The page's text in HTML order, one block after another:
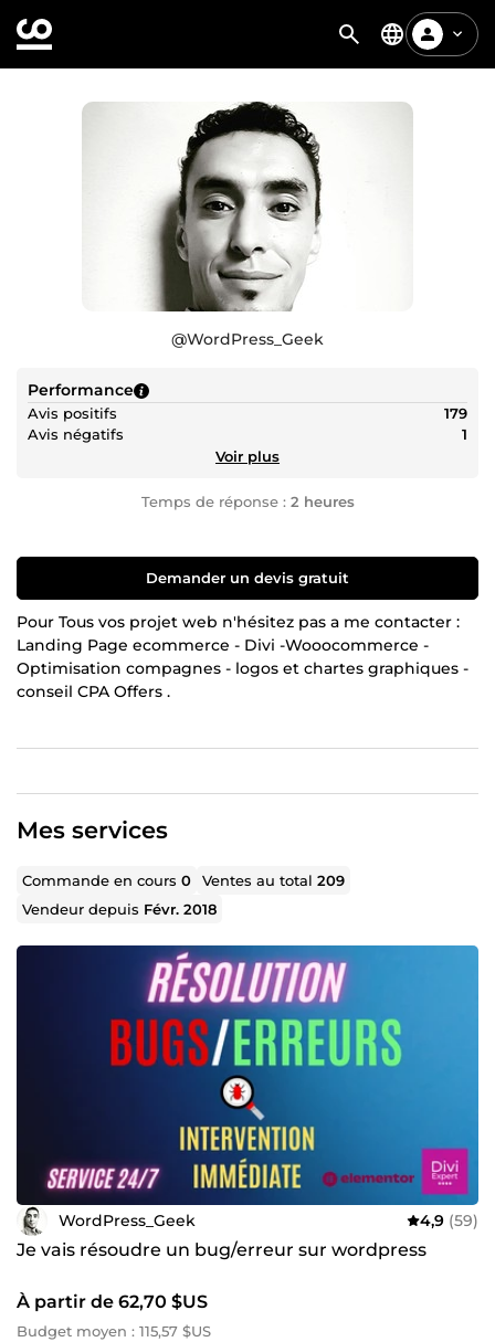
@WordPress_Geek
Performance
Avis positifs
179
Avis négatifs
1
Voir plus
Temps de réponse : 2 heures
Demander un devis gratuit
Pour Tous vos projet web n'hésitez pas a me contacter :
Landing Page ecommerce - Divi -Wooocommerce -
Optimisation compagnes - logos et chartes graphiques -
conseil CPA Offers .
Mes services
Commande en cours0 Ventes au total209
Vendeur depuis Févr. 2018
WordPress_Geek 4,9 (59)
Je vais résoudre un bug/erreur sur wordpress
À partir de 62,70 $US
Budget moyen : 115,57 $US